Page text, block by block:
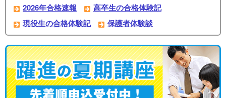
2026年合格速報
高卒生の合格体験記
現役生の合格体験記
保護者体験談